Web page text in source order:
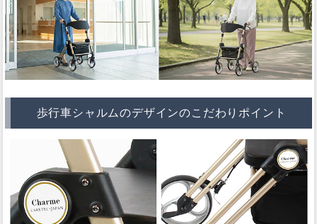
歩行車シャルムのデザインのこだわりポイント